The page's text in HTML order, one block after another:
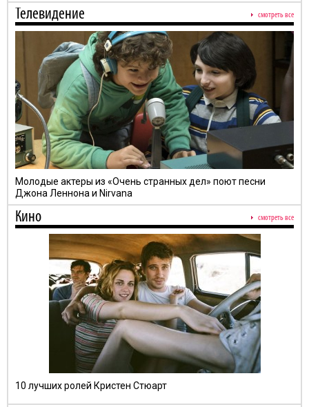
Телевидение смотреть все
Молодые актеры из «Очень странных дел» поют песни
Джона Леннона и Nirvana
Кино смотреть все
10 лучших ролей Кристен Стюарт